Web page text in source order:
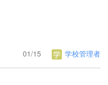
01/15 学校管理者